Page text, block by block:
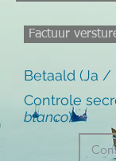
Factuur
Betaald (Ja
Controle
blanco)